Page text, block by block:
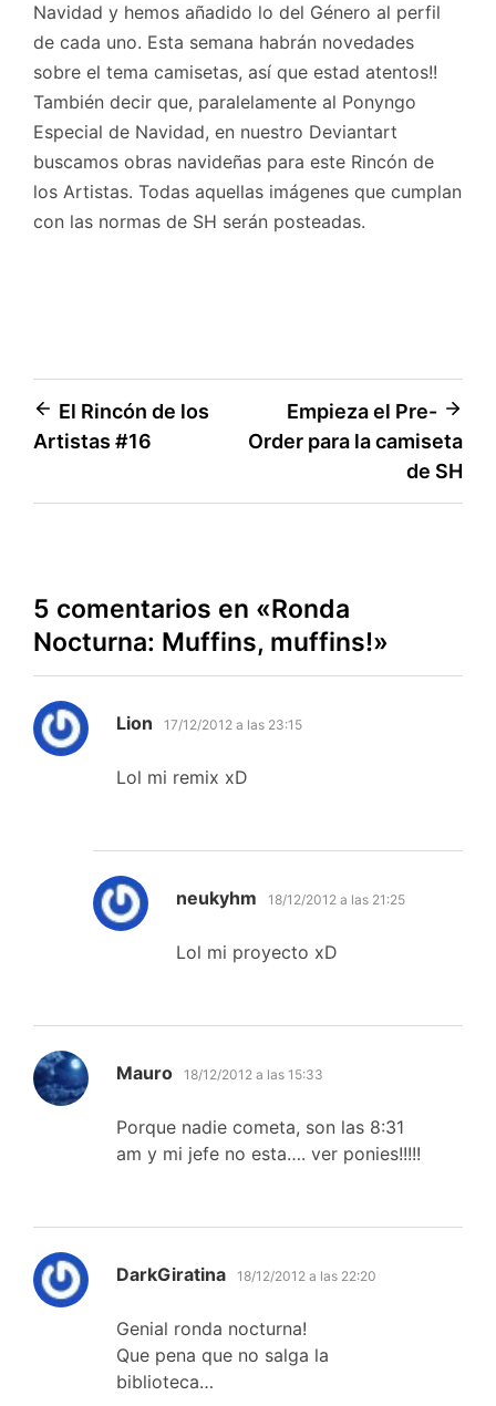
Navidad y hemos añadido lo del Género al perfil
de cada uno. Esta semana habrán novedades
sobre el tema camisetas, así que estad atentos!!
También decir que, paralelamente al Ponyngo
Especial de Navidad, en nuestro Deviantart
buscamos obras navideñas para este Rincón de
los Artistas. Todas aquellas imágenes que cumplan
con las normas de SH serán posteadas.
Navegación
de
entradas
El Rincón de los
Artistas #16
Empieza el Pre-
Order para la camiseta
de SH
5 comentarios en «Ronda
Nocturna: Muffins, muffins!»
Lion dice:
17/12/2012 a las 23:15
Lol mi remix xD
neukyhm dice:
18/12/2012 a las 21:25
Lol mi proyecto xD
Mauro dice:
18/12/2012 a las 15:33
Porque nadie cometa, son las 8:31
am y mi jefe no esta…. ver ponies!!!!!
DarkGiratina dice:
18/12/2012 a las 22:20
Genial ronda nocturna!
Que pena que no salga la
biblioteca…